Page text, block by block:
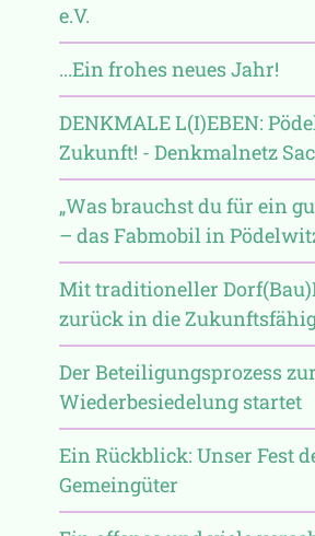
e.V.
...Ein frohes neues Jahr!
DENKMALE L(I)EBEN:
Zukunft! - Denkmalnetz
„Was brauchst du für ein
– das Fabmobil in
Mit traditioneller
zurück in die
Der Beteiligungsprozess zur
Wiederbesiedelung startet
Ein Rückblick: Unser Fest
Gemeingüter